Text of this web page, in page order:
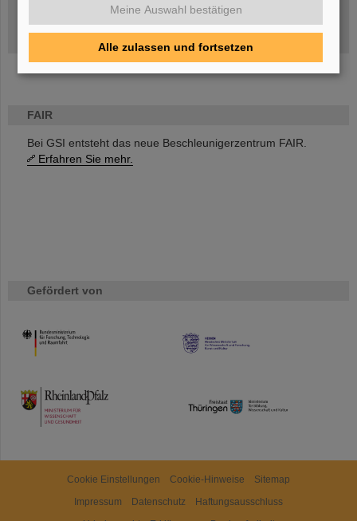
FAIR
Bei GSI entsteht das neue Beschleunigerzentrum FAIR.
Erfahren Sie mehr.
Gefördert von
HMWK
TMWWDG
GSI-FAIR Kolloquium
Cookie Einstellungen Cookie-Hinweise
Sitemap
Impressum
Datenschutz
Haftungsausschluss
Meine Auswahl bestätigen
Alle zulassen und fortsetzen